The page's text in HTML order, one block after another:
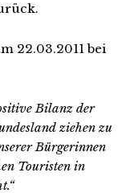
22.03.2011 bei
Bilanz der
ziehen zu
Bürgerinnen
Touristen in